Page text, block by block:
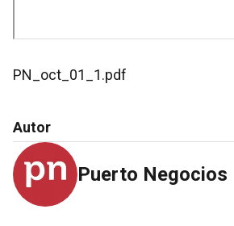
PN_oct_01_1.pdf
Autor
Puerto Negocios